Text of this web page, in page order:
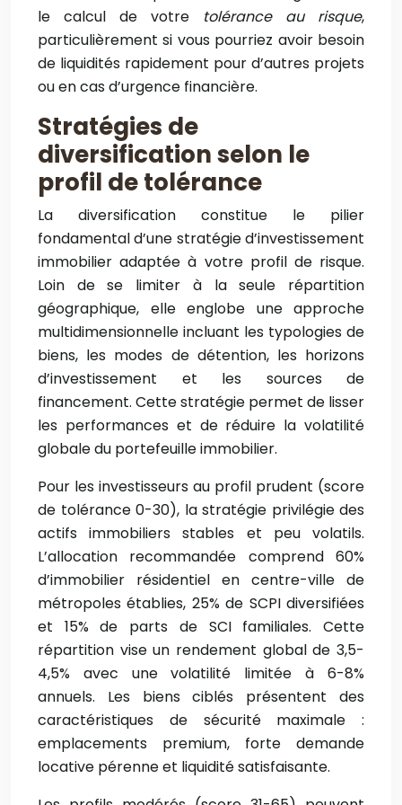
le calcul de votre tolérance au risque,
particulièrement si vous pourriez avoir besoin
de liquidités rapidement pour d’autres projets
ou en cas d’urgence financière.
Stratégies de
diversification selon le
profil de tolérance
La diversification constitue le pilier
fondamental d’une stratégie d’investissement
immobilier adaptée à votre profil de risque.
Loin de se limiter à la seule répartition
géographique, elle englobe une approche
multidimensionnelle incluant les typologies de
biens, les modes de détention, les horizons
d’investissement et les sources de
financement. Cette stratégie permet de lisser
les performances et de réduire la volatilité
globale du portefeuille immobilier.
Pour les investisseurs au profil prudent (score
de tolérance 0-30), la stratégie privilégie des
actifs immobiliers stables et peu volatils.
L’allocation recommandée comprend 60%
d’immobilier résidentiel en centre-ville de
métropoles établies, 25% de SCPI diversifiées
et 15% de parts de SCI familiales. Cette
répartition vise un rendement global de 3,5-
4,5% avec une volatilité limitée à 6-8%
annuels. Les biens ciblés présentent des
caractéristiques de sécurité maximale :
emplacements premium, forte demande
locative pérenne et liquidité satisfaisante.